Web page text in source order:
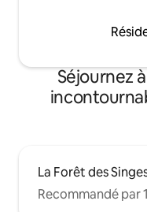
Séjournez
La Forêt des
Recommandé par